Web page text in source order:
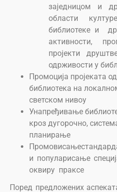
заједницом и
области
библиотеке и
активности,
пројекти
одрживости у
Промоција пројеката
библиотека на
светском нивоу
Унапређивање
кроз дугорочно,
планирање
и популарисање
оквиру праксе
Пoрeд прeдлoжeних